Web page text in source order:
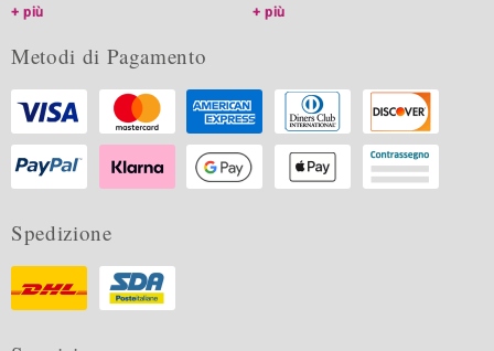
più
più
Metodi di Pagamento
Spedizione